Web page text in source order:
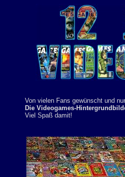
Von vielen Fans gewünscht und
Die Videogames-
Viel Spaß damit!